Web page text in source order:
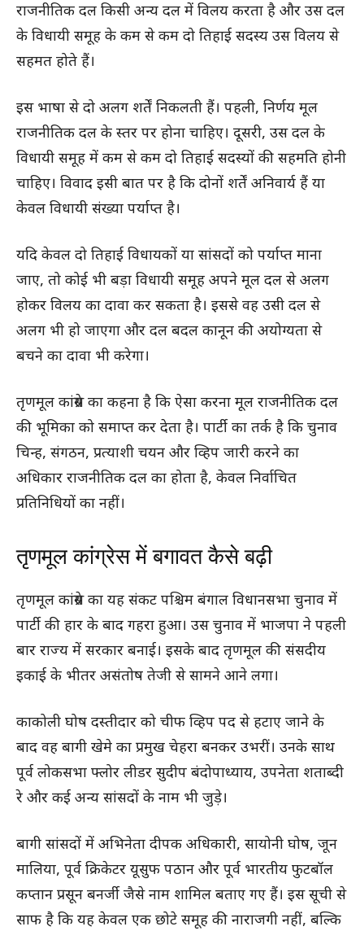
राजनीतिक दल किसी अन्य दल में विलय करता है और उस दल
के विधायी समूह के कम से कम दो तिहाई सदस्य उस विलय से
सहमत होते हैं।
इस भाषा से दो अलग शर्तें निकलती हैं। पहली, निर्णय मूल
राजनीतिक दल के स्तर पर होना चाहिए। दूसरी, उस दल के
विधायी समूह में कम से कम दो तिहाई सदस्यों की सहमति होनी
चाहिए। विवाद इसी बात पर है कि दोनों शर्तें अनिवार्य हैं या
केवल विधायी संख्या पर्याप्त है।
यदि केवल दो तिहाई विधायकों या सांसदों को पर्याप्त माना
जाए, तो कोई भी बड़ा विधायी समूह अपने मूल दल से अलग
होकर विलय का दावा कर सकता है। इससे वह उसी दल से
अलग भी हो जाएगा और दल बदल कानून की अयोग्यता से
बचने का दावा भी करेगा।
तृणमूल कांग्रेस का कहना है कि ऐसा करना मूल राजनीतिक दल
की भूमिका को समाप्त कर देता है। पार्टी का तर्क है कि चुनाव
चिन्ह, संगठन, प्रत्याशी चयन और व्हिप जारी करने का
अधिकार राजनीतिक दल का होता है, केवल निर्वाचित
प्रतिनिधियों का नहीं।
तृणमूल कांग्रेस में बगावत कैसे बढ़ी
तृणमूल कांग्रेस का यह संकट पश्चिम बंगाल विधानसभा चुनाव में
पार्टी की हार के बाद गहरा हुआ। उस चुनाव में भाजपा ने पहली
बार राज्य में सरकार बनाई। इसके बाद तृणमूल की संसदीय
इकाई के भीतर असंतोष तेजी से सामने आने लगा।
काकोली घोष दस्तीदार को चीफ व्हिप पद से हटाए जाने के
बाद वह बागी खेमे का प्रमुख चेहरा बनकर उभरीं। उनके साथ
पूर्व लोकसभा फ्लोर लीडर सुदीप बंदोपाध्याय, उपनेता शताब्दी
रे और कई अन्य सांसदों के नाम भी जुड़े।
बागी सांसदों में अभिनेता दीपक अधिकारी, सायोनी घोष, जून
मालिया, पूर्व क्रिकेटर यूसुफ पठान और पूर्व भारतीय फुटबॉल
कप्तान प्रसून बनर्जी जैसे नाम शामिल बताए गए हैं। इस सूची से
साफ है कि यह केवल एक छोटे समूह की नाराजगी नहीं, बल्कि